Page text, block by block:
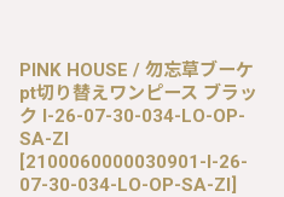
PINK HOUSE / 勿忘草ブーケ
pt切り替えワンピース ブラッ
ク I-26-07-30-034-LO-OP-
SA-ZI
[2100060000030901-I-26-
07-30-034-LO-OP-SA-ZI]